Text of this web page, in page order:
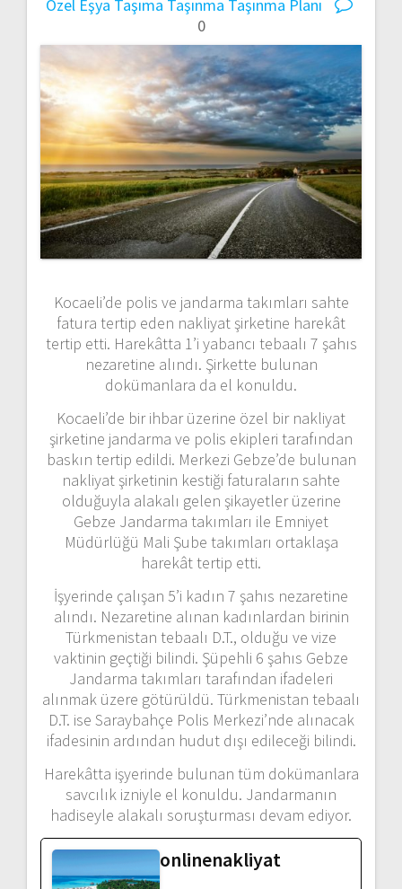
Özel Eşya Taşıma Taşınma Taşınma Planı
0
Kocaeli’de polis ve jandarma takımları sahte
fatura tertip eden nakliyat şirketine harekât
tertip etti. Harekâtta 1’i yabancı tebaalı 7 şahıs
nezaretine alındı. Şirkette bulunan
dokümanlara da el konuldu.
Kocaeli’de bir ihbar üzerine özel bir nakliyat
şirketine jandarma ve polis ekipleri tarafından
baskın tertip edildi. Merkezi Gebze’de bulunan
nakliyat şirketinin kestiği faturaların sahte
olduğuyla alakalı gelen şikayetler üzerine
Gebze Jandarma takımları ile Emniyet
Müdürlüğü Mali Şube takımları ortaklaşa
harekât tertip etti.
İşyerinde çalışan 5’i kadın 7 şahıs nezaretine
alındı. Nezaretine alınan kadınlardan birinin
Türkmenistan tebaalı D.T., olduğu ve vize
vaktinin geçtiği bilindi. Şüpehli 6 şahıs Gebze
Jandarma takımları tarafından ifadeleri
alınmak üzere götürüldü. Türkmenistan tebaalı
D.T. ise Saraybahçe Polis Merkezi’nde alınacak
ifadesinin ardından hudut dışı edileceği bilindi.
Harekâtta işyerinde bulunan tüm dokümanlara
savcılık izniyle el konuldu. Jandarmanın
hadiseyle alakalı soruşturması devam ediyor.
onlinenakliyat